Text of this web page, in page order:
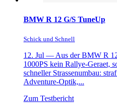
BMW R 12 G/S TuneUp
Schick und Schnell
12. Jul — Aus der BMW R
1000PS kein Rallye-Geraet,
schneller Strassenumbau:
Adventure-Optik,...
Zum Testbericht